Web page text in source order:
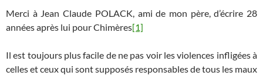
Merci à Jean Claude POLACK, ami de mon père, d’écrire 28
années après lui pour Chimères[1]
Il est toujours plus facile de ne pas voir les violences infligées à
celles et ceux qui sont supposés responsables de tous les maux